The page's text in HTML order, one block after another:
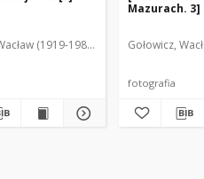
(1919-1983). Fot.
Mazurach. 3]
Gołowicz,
fotografia